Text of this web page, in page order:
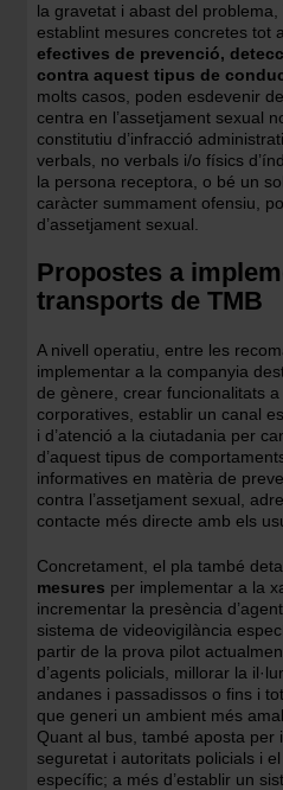
la gravetat i abast del
establint mesures concretes tot
efectives de prevenció,
contra aquest tipus de
molts casos, poden esdevenir
centra en l’assetjament sexual
constitutiu d’infracció
verbals, no verbals i/o físics
la persona receptora, o bé un
caràcter summament ofensiu,
d’assetjament sexual.
Propostes a
transports de TMB
A nivell operatiu, entre les
implementar a la companyia
de gènere, crear funcionalitats
corporatives, establir un canal
i d’atenció a la ciutadania per
d’aquest tipus de
informatives en matèria de
contra l’assetjament sexual,
contacte més directe amb els
Concretament, el pla també
mesures per implementar a la
incrementar la presència
sistema de videovigilància
partir de la prova pilot
d’agents policials, millorar la
andanes i passadissos o fins i
que generi un ambient més
Quant al bus, també aposta per
seguretat i autoritats policials i
específic; a més d’establir un